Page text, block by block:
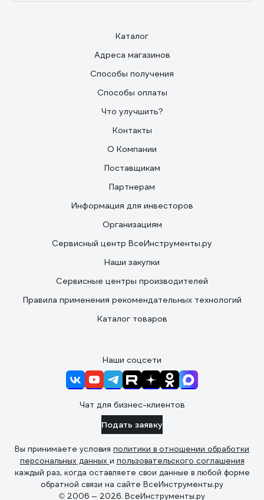
Каталог
Адреса магазинов
Способы получения
Способы оплаты
Что улучшить?
Контакты
О Компании
Поставщикам
Партнерам
Информация для инвесторов
Организациям
Сервисный центр ВсеИнструменты.ру
Наши закупки
Сервисные центры производителей
Правила применения рекомендательных технологий
Каталог товаров
Наши соцсети
Чат для бизнес-клиентов
Подать заявку
Вы принимаете условия политики в отношении обработки
персональных данных и пользовательского соглашения
каждый раз, когда оставляете свои данные в любой форме
обратной связи на сайте ВсеИнструменты.ру
© 2006 — 2026. ВсеИнструменты.ру